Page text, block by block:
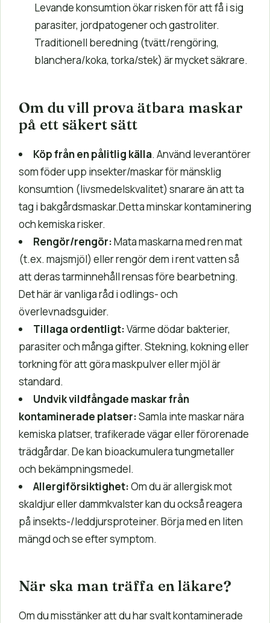
Levande konsumtion ökar risken för att få i sig
parasiter, jordpatogener och gastroliter.
Traditionell beredning (tvätt/rengöring,
blanchera/koka, torka/stek) är mycket säkrare.
Om du vill prova ätbara maskar
på ett säkert sätt
Köp från en pålitlig källa. Använd leverantörer
som föder upp insekter/maskar för mänsklig
konsumtion (livsmedelskvalitet) snarare än att ta
tag i bakgårdsmaskar.Detta minskar kontaminering
och kemiska risker.
Rengör/rengör:Mata maskarna med ren mat
(t.ex. majsmjöl) eller rengör dem i rent vatten så
att deras tarminnehåll rensas före bearbetning.
Det här är vanliga råd i odlings- och
överlevnadsguider.
Tillaga ordentligt:Värme dödar bakterier,
parasiter och många gifter. Stekning, kokning eller
torkning för att göra maskpulver eller mjöl är
standard.
Undvik vildfångade maskar från
kontaminerade platser:Samla inte maskar nära
kemiska platser, trafikerade vägar eller förorenade
trädgårdar. De kan bioackumulera tungmetaller
och bekämpningsmedel.
Allergiförsiktighet:Om du är allergisk mot
skaldjur eller dammkvalster kan du också reagera
på insekts-/leddjursproteiner. Börja med en liten
mängd och se efter symptom.
När ska man träffa en läkare?
Om du misstänker att du har svalt kontaminerade